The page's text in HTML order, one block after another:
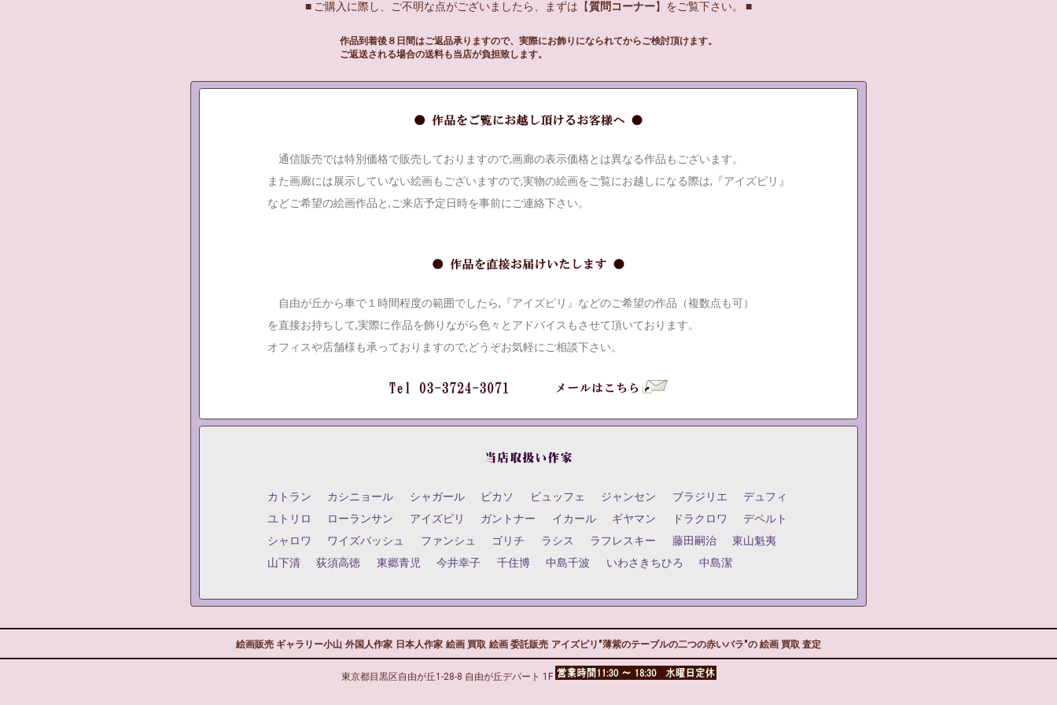
■ ご購入に際し、ご不明な点がございましたら、まずは【質問コーナー】をご覧下さい。 ■
作品到着後８日間はご返品承りますので、実際にお飾りになられてからご検討頂けます。
ご返送される場合の送料も当店が負担致します。
通信販売では特別価格で販売しておりますので,画廊の表示価格とは異なる作品もございます。
また画廊には展示していない絵画もございますので,実物の絵画をご覧にお越しになる際は,『アイズピリ』
などご希望の絵画作品と,ご来店予定日時を事前にご連絡下さい。
自由が丘から車で１時間程度の範囲でしたら,『アイズピリ』などのご希望の作品（複数点も可）
を直接お持ちして,実際に作品を飾りながら色々とアドバイスもさせて頂いております。
オフィスや店舗様も承っておりますので,どうぞお気軽にご相談下さい。
カトラン カシニョール シャガール ピカソ ビュッフェ ジャンセン ブラジリエ
デュフィ
ユトリロ
ローランサン アイズピリ ガントナー イカール ギヤマン ドラクロワ
デペルト
シャロワ
ワイズバッシュ ファンシュ ゴリチ ラシス ラフレスキー 藤田嗣治
東山魁夷
山下清
荻須高徳 東郷青児 今井幸子 千住博 中島千波 いわさきちひろ 中島潔
絵画販売 ギャラリー小山 外国人作家 日本人作家 絵画 買取 絵画 委託販売 アイズピリ"薄紫のテーブルの二つの赤いバラ"の 絵画 買取 査定
東京都目黒区自由が丘1-28-8 自由が丘デパート 1F